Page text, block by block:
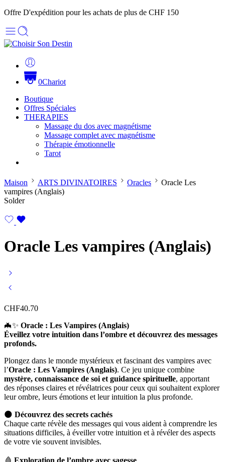
Offre D'expédition pour les achats de plus de CHF 150
0Chariot
Boutique
Offres Spéciales
THERAPIES
Massage du dos avec magnétisme
Massage complet avec magnétisme
Thérapie émotionnelle
Tarot
Maison ARTS DIVINATOIRES Oracles
Oracle Les
vampires (Anglais)
Solder
Oracle Les vampires (Anglais)
CHF40.70
🦇✨ Oracle : Les Vampires (Anglais)
Éveillez votre intuition dans l’ombre et découvrez des messages
profonds.
Plongez dans le monde mystérieux et fascinant des vampires avec
l’Oracle : Les Vampires (Anglais). Ce jeu unique combine
mystère, connaissance de soi et guidance spirituelle, apportant
des réponses claires et révélatrices pour ceux qui souhaitent explorer
leur ombre, leurs émotions et leur intuition la plus profonde.
🌑 Découvrez des secrets cachés
Chaque carte révèle des messages qui vous aident à comprendre les
situations difficiles, à éveiller votre intuition et à révéler des aspects
de votre vie souvent invisibles.
🩸 Exploration de l’ombre avec sagesse